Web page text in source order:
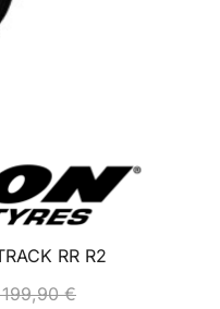
RR R2
199,90€